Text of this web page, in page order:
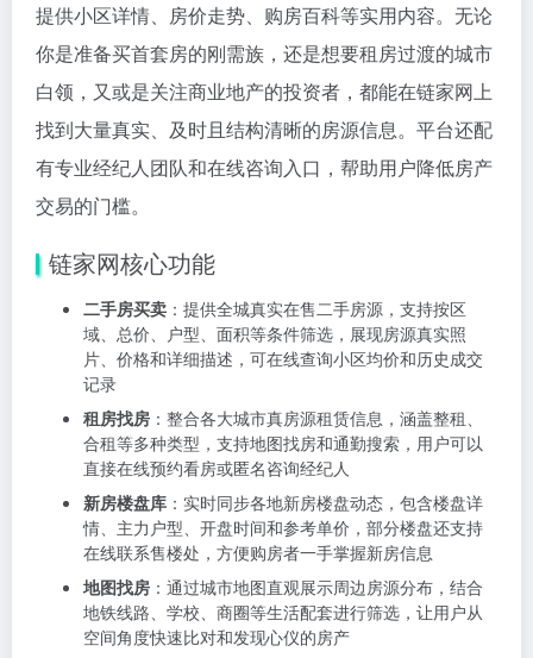
提供小区详情、房价走势、购房百科等实用内容。无论
你是准备买首套房的刚需族，还是想要租房过渡的城市
白领，又或是关注商业地产的投资者，都能在链家网上
找到大量真实、及时且结构清晰的房源信息。平台还配
有专业经纪人团队和在线咨询入口，帮助用户降低房产
交易的门槛。
链家网核心功能
二手房买卖 ：提供全城真实在售二手房源，支持按区
域、总价、户型、面积等条件筛选，展现房源真实照
片、价格和详细描述，可在线查询小区均价和历史成交
记录
租房找房 ：整合各大城市真房源租赁信息，涵盖整租、
合租等多种类型，支持地图找房和通勤搜索，用户可以
直接在线预约看房或匿名咨询经纪人
新房楼盘库 ：实时同步各地新房楼盘动态，包含楼盘详
情、主力户型、开盘时间和参考单价，部分楼盘还支持
在线联系售楼处，方便购房者一手掌握新房信息
地图找房 ：通过城市地图直观展示周边房源分布，结合
地铁线路、学校、商圈等生活配套进行筛选，让用户从
空间角度快速比对和发现心仪的房产